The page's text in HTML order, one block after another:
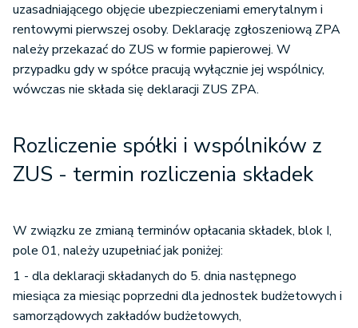
uzasadniającego objęcie ubezpieczeniami emerytalnym i
rentowymi pierwszej osoby. Deklarację zgłoszeniową ZPA
należy przekazać do ZUS w formie papierowej. W
przypadku gdy w spółce pracują wyłącznie jej wspólnicy,
wówczas nie składa się deklaracji ZUS ZPA.
Rozliczenie spółki i wspólników z
ZUS - termin rozliczenia składek
W związku ze zmianą terminów opłacania składek, blok I,
pole 01, należy uzupełniać jak poniżej:
1 - dla deklaracji składanych do 5. dnia następnego
miesiąca za miesiąc poprzedni dla jednostek budżetowych i
samorządowych zakładów budżetowych,